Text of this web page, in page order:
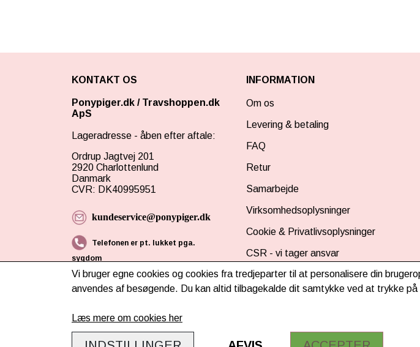
KONTAKT OS
Ponypiger.dk / Travshoppen.dk
ApS
Lageradresse - åben efter aftale:
Ordrup Jagtvej 201
2920 Charlottenlund
Danmark
CVR: DK40995951
kundeservice@ponypiger.dk
Telefonen er pt. lukket pga.
sygdom
INFORMATION
Om os
Levering & betaling
FAQ
Retur
Samarbejde
Virksomhedsoplysninger
Cookie & Privatlivsoplysninger
CSR - vi tager ansvar
Tilmeld nyhedsbrev
Vi bruger egne cookies og cookies fra tredjeparter til at personalisere din
anvendes af besøgende. Du kan altid tilbagekalde dit samtykke ved at trykke
Læs mere om cookies her